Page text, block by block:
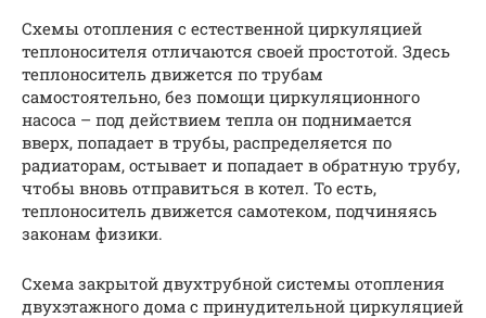
Схемы отопления с естественной циркуляцией
теплоносителя отличаются своей простотой. Здесь
теплоноситель движется по трубам
самостоятельно, без помощи циркуляционного
насоса – под действием тепла он поднимается
вверх, попадает в трубы, распределяется по
радиаторам, остывает и попадает в обратную трубу,
чтобы вновь отправиться в котел. То есть,
теплоноситель движется самотеком, подчиняясь
законам физики.
Схема закрытой двухтрубной системы отопления
двухэтажного дома с принудительной циркуляцией